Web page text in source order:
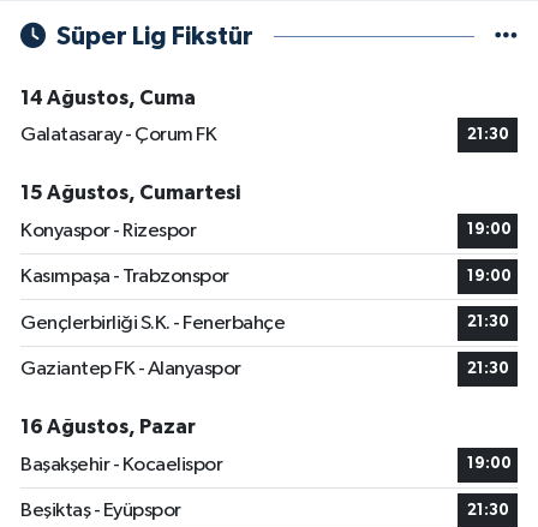
Süper Lig Fikstür
14 Ağustos, Cuma
Galatasaray - Çorum FK
21:30
15 Ağustos, Cumartesi
Konyaspor - Rizespor
19:00
Kasımpaşa - Trabzonspor 19:00
Gençlerbirliği S.K. - Fenerbahçe 21:30
Gaziantep FK - Alanyaspor 21:30
16 Ağustos, Pazar
Başakşehir - Kocaelispor
19:00
Beşiktaş - Eyüpspor 21:30